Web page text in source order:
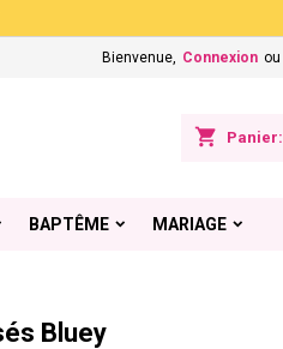
Bienvenue, Connexion ou
shopping_cart Panier:
BAPTÊME MARIAGE
Bluey